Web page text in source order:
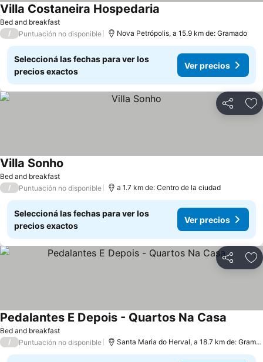
Bed and breakfast
Villa Costaneira Hospedaria
/ Puntuación no disponible Nova Petrópolis, a 15.9 km de: Gramado
Seleccioná las fechas para ver los
precios exactos
Ver precios
Compartir
Bed and breakfast
Villa Sonho
/ Puntuación no disponible a 1.7 km de: Centro de la ciudad
Seleccioná las fechas para ver los
precios exactos
Ver precios
Compartir
Bed and breakfast
Pedalantes E Depois - Quartos Na Casa
/ Puntuación no disponible Santa Maria do Herval, a 18.7 km de: Gramado